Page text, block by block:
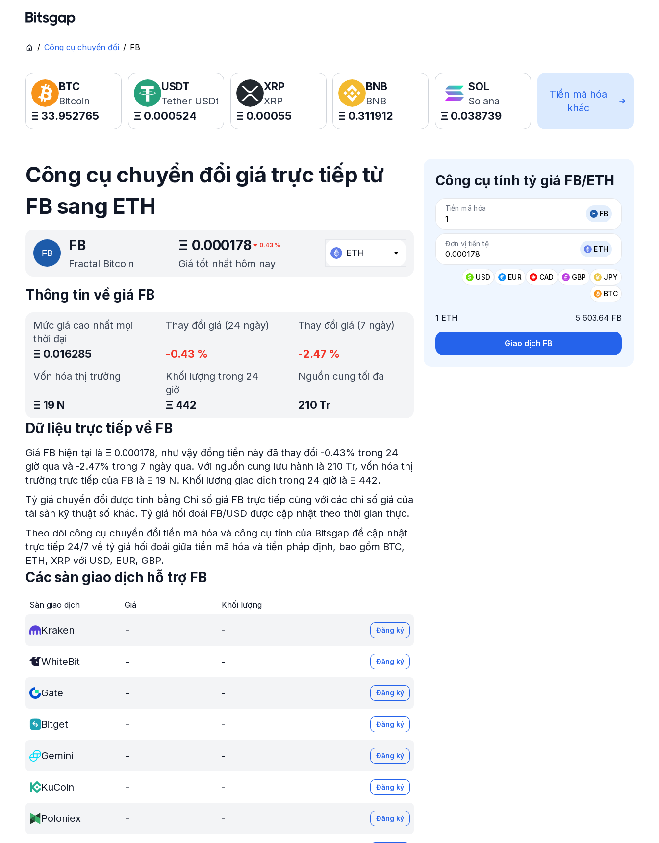
/ Công cụ chuyển đổi / FB
BTC
Bitcoin
Ξ 33.952765
USDT
Tether USDt
Ξ 0.000524
XRP
XRP
Ξ 0.00055
BNB
BNB
Ξ 0.311912
SOL
Solana
Ξ 0.038739
Tiền mã hóa
khác
Công cụ chuyển đổi giá trực tiếp từ
FB sang ETH
FB
Fractal Bitcoin
Ξ 0.000178 0.43%
Giá tốt nhất hôm nay
ETH
Công cụ tính tỷ giá FB/ETH
Tiền mã hóa
FB
Đơn vị tiền tệ
ETH
USD EUR CAD GBP
JPY
BTC
1 ETH 5 603.64 FB
Giao dịch FB
Thông tin về giá FB
Mức giá cao nhất mọi
thời đại
Ξ 0.016285
Vốn hóa thị trường
Ξ 19 N
Thay đổi giá (24 ngày)
-0.43 %
Thay đổi giá (7 ngày)
-2.47 %
Khối lượng trong 24
giờ
Ξ 442
Nguồn cung tối đa
210 Tr
Dữ liệu trực tiếp về FB
Giá FB hiện tại là Ξ 0.000178, như vậy đồng tiền này đã thay đổi -0.43% trong 24
giờ qua và -2.47% trong 7 ngày qua. Với nguồn cung lưu hành là 210 Tr, vốn hóa thị
trường trực tiếp của FB là Ξ 19 N. Khối lượng giao dịch trong 24 giờ là Ξ 442.
Tỷ giá chuyển đổi được tính bằng Chỉ số giá FB trực tiếp cùng với các chỉ số giá của
tài sản kỹ thuật số khác. Tỷ giá hối đoái FB/USD được cập nhật theo thời gian thực.
Theo dõi công cụ chuyển đổi tiền mã hóa và công cụ tính của Bitsgap để cập nhật
trực tiếp 24/7 về tỷ giá hối đoái giữa tiền mã hóa và tiền pháp định, bao gồm BTC,
ETH, XRP với USD, EUR, GBP.
Các sàn giao dịch hỗ trợ FB
Sàn giao dịch Giá Khối lượng
Kraken - - Đăng ký
WhiteBit - - Đăng ký
Gate - - Đăng ký
Bitget - - Đăng ký
Gemini - - Đăng ký
KuCoin - - Đăng ký
Poloniex - - Đăng ký